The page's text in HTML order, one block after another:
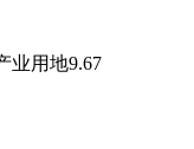
业用地9.67